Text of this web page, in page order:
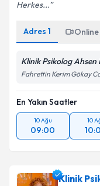
Herkes...
Adres 1
Klinik Psikolog Ahsen
Fahrettin Kerim Gökay
En Yakın Saatler
10 Ağu
09:00
10
Klinik